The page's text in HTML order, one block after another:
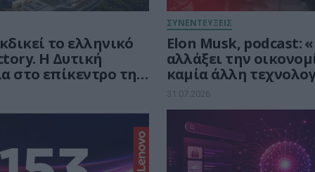
το ελληνικό
Η Δυτική
στο επίκεντρο της
μάχης των 30 δισ.
ΣΥΝΕΝΤΕΥΞΕΙΣ
Elon Musk, podcast:
αλλάξει την
καμία άλλη
εποχή της
έρχεται.
31.07.2026